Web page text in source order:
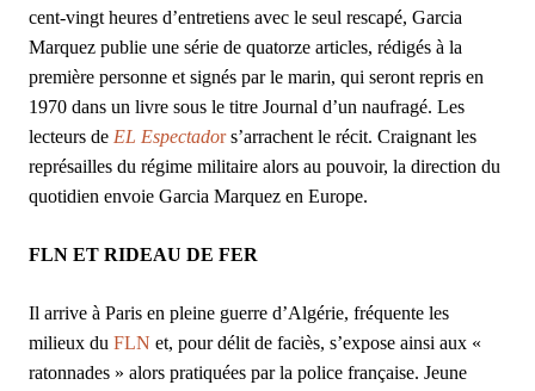
cent-vingt heures d’entretiens avec le seul rescapé, Garcia
Marquez publie une série de quatorze articles, rédigés à la
première personne et signés par le marin, qui seront repris en
1970 dans un livre sous le titre Journal d’un naufragé. Les
lecteurs de EL Espectadors’arrachent le récit. Craignant les
représailles du régime militaire alors au pouvoir, la direction du
quotidien envoie Garcia Marquez en Europe.
FLN ET RIDEAU DE FER
Il arrive à Paris en pleine guerre d’Algérie, fréquente les
milieux du FLN et, pour délit de faciès, s’expose ainsi aux «
ratonnades » alors pratiquées par la police française. Jeune